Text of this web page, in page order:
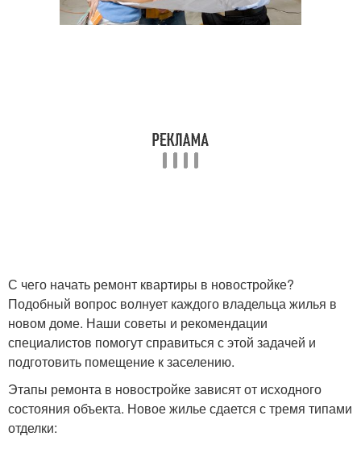
С чего начать ремонт квартиры в новостройке?
Подобный вопрос волнует каждого владельца жилья в
новом доме. Наши советы и рекомендации
специалистов помогут справиться с этой задачей и
подготовить помещение к заселению.
Этапы ремонта в новостройке зависят от исходного
состояния объекта. Новое жилье сдается с тремя типами
отделки: